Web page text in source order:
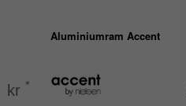
kr *
Aluminiumram Accent